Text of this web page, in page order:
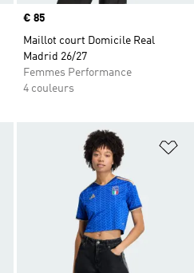
Prix
€ 85
Maillot court Domicile Real
Madrid 26/27
Femmes Performance
4 couleurs
Ajouter à la Liste de produits